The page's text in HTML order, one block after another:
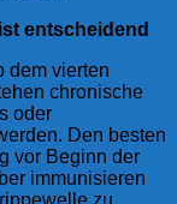
entscheidend
dem vierten
chronische
oder
Den besten
vor Beginn der
immunisieren
zu